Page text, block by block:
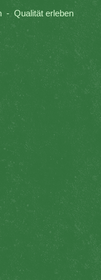
- Qualität erleben